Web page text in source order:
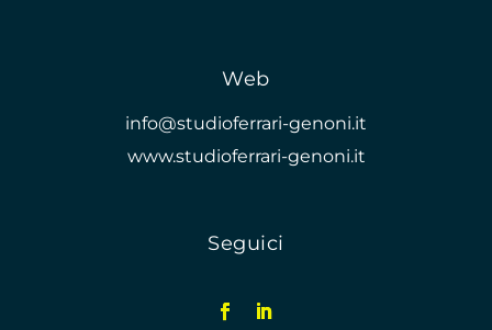
Web
info@studioferrari-genoni.it
www.studioferrari-genoni.it
Seguici